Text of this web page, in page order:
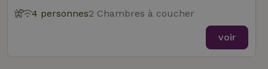
4 personnes2 Chambres à coucher
voir